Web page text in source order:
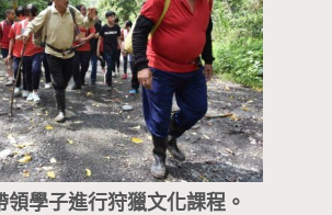
領學子進行狩獵文化課程。